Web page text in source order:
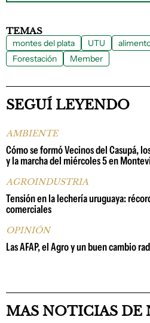
TEMAS
montes del plata UTU
Forestación
Member
SEGUÍ LEYENDO
AMBIENTE
Cómo se formó Vecinos del Casupá,
y la marcha del miércoles 5 en
AGROINDUSTRIA
Tensión en la lechería uruguaya:
comerciales
OPINIÓN
Las AFAP, el Agro y un buen cambio
MAS NOTICIAS DE